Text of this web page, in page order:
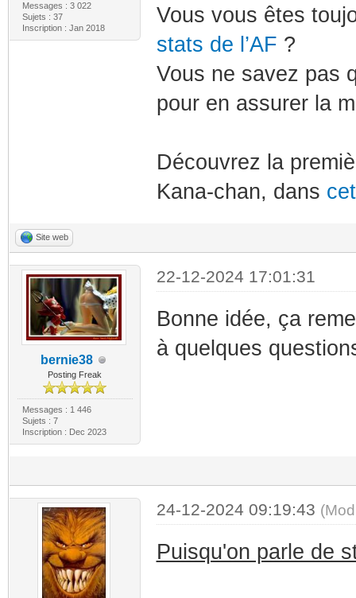
Messages : 3 022
Sujets : 37
Inscription : Jan 2018
Vous vous êtes
stats de l’AF ?
Vous ne savez pas
pour en assurer la
Découvrez la
Kana-chan, dans
Site web
bernie38
Posting Freak
Messages : 1 446
Sujets : 7
Inscription : Dec 2023
22-12-2024 17:01:31
Bonne idée, ça
à quelques
24-12-2024 09:19:43
Puisqu'on parle de